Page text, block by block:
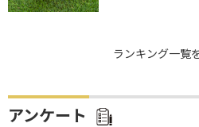
ランキング一覧
アンケート